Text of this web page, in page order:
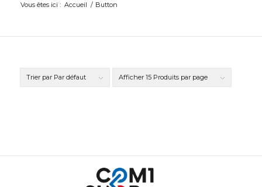
Vous êtes ici : Accueil / Button
Trier par Par défaut Afficher 15 Produits par page